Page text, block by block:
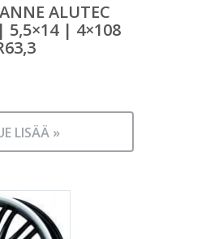
ALUTEC
5,5×14 | 4×108
LISÄÄ »